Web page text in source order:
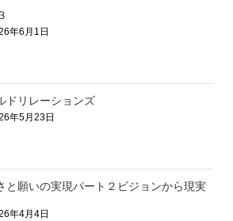
年6月1日
ドリレーションズ
年5月23日
と願いの実現パート２ビジョンから現実
年4月4日